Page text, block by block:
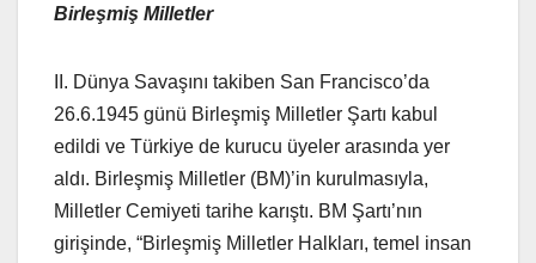
Birleşmiş Milletler
II. Dünya Savaşını takiben San Francisco’da
26.6.1945 günü Birleşmiş Milletler Şartı kabul
edildi ve Türkiye de kurucu üyeler arasında yer
aldı. Birleşmiş Milletler (BM)’in kurulmasıyla,
Milletler Cemiyeti tarihe karıştı. BM Şartı’nın
girişinde, “Birleşmiş Milletler Halkları, temel insan